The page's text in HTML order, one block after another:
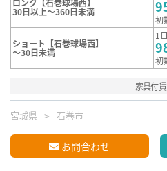
30日以上～360日未満
初
ショート【石巻球場西】
～30日未満
1
初
家具付
宮城県 石巻市
お問合わせ